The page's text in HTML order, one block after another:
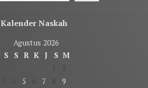
Kalender Naskah
Agustus 2026
S
S R K J S M
5 7
9